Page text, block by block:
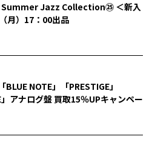
Summer Jazz Collection㉕ ＜新入
月）17：00出品
NOTE」「PRESTIGE」
」アナログ盤 買取15％UPキャンペー